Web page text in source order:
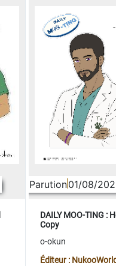
Parution01/08/
DAILY MOO-TING :
Copy
o-okun
Éditeur : NukooWorld